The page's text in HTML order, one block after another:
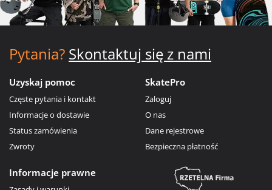
Pytania? Skontaktuj się z nami
Uzyskaj pomoc
Częste pytania i kontakt
Informacje o dostawie
Status zamówienia
Zwroty
SkatePro
Zaloguj
O nas
Dane rejestrowe
Bezpieczna płatność
Informacje prawne